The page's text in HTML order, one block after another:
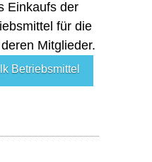
Einkaufs der
für die
Mitglieder.
Betriebsmittel